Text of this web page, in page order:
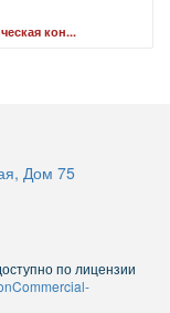
кон...
Дом 75
по лицензии